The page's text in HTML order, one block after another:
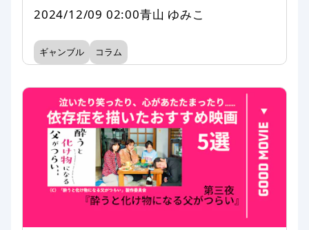
2024/12/09 02:00青山 ゆみこ
ギャンブル コラム